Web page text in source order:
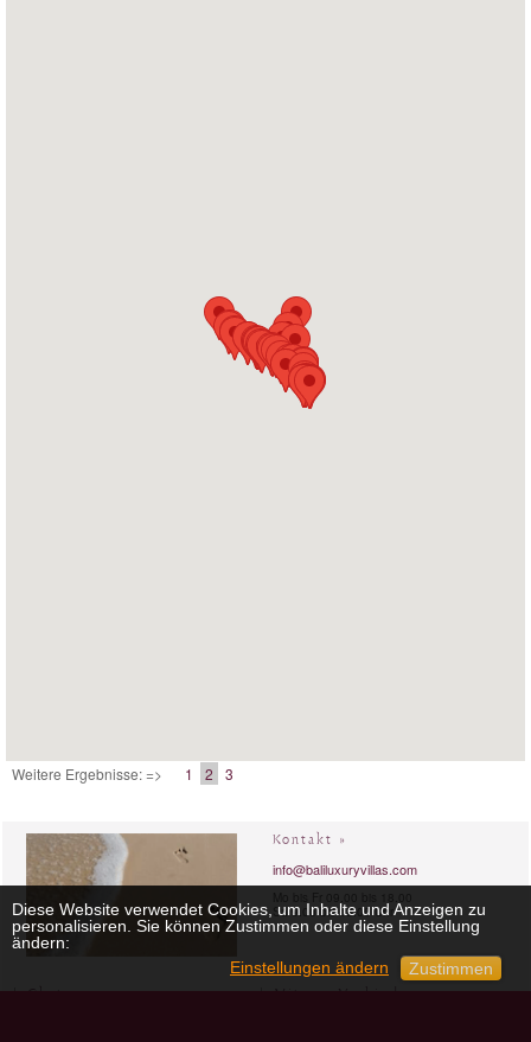
Weitere Ergebnisse: => 1 2 3
Kontakt »
info@baliluxuryvillas.com
Sa 9.00 bis 18.00 Uhr
Chat » Mit uns Verbinden »
Diese Website verwendet Cookies, um Inhalte und Anzeigen zu
personalisieren. Sie können Zustimmen oder diese Einstellung
ändern:
Einstellungen ändern
Zustimmen